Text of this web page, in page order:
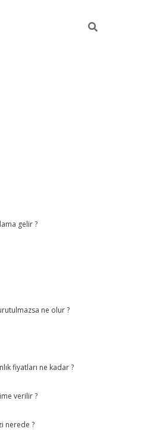
gelir ?
ne olur ?
fiyatları ne kadar ?
verilir ?
nerede ?